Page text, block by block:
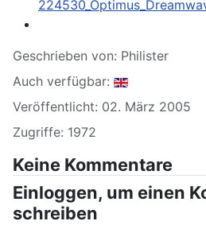
Geschrieben von: Philister
Auch verfügbar:
Veröffentlicht: 02. März 2005
Zugriffe: 1972
Keine Kommentare
Einloggen, um einen
schreiben